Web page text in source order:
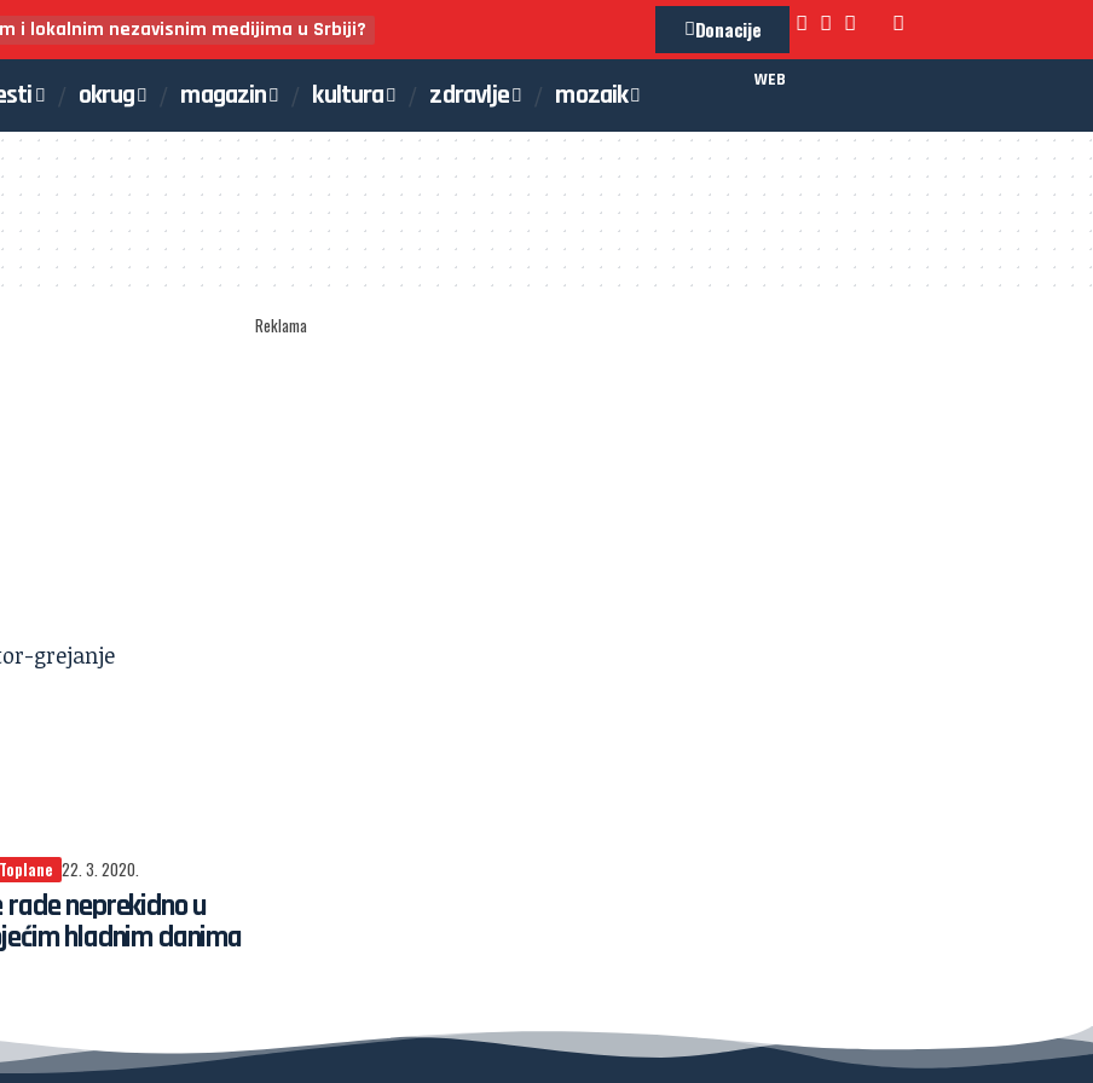
i lokalnim nezavisnim medijima u Srbiji? Donacije
okrug magazin kultura zdravlje mozaik WEB
Reklama
Toplane 22. 3. 2020.
rade neprekidno u
hladnim danima